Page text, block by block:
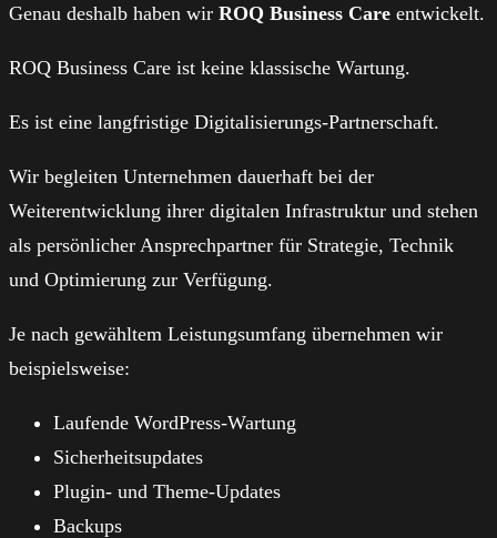
Genau deshalb haben wir ROQ Business Care entwickelt.
ROQ Business Care ist keine klassische Wartung.
Es ist eine langfristige Digitalisierungs-Partnerschaft.
Wir begleiten Unternehmen dauerhaft bei der
Weiterentwicklung ihrer digitalen Infrastruktur und stehen
als persönlicher Ansprechpartner für Strategie, Technik
und Optimierung zur Verfügung.
Je nach gewähltem Leistungsumfang übernehmen wir
beispielsweise:
Laufende WordPress-Wartung
Sicherheitsupdates
Plugin- und Theme-Updates
Backups